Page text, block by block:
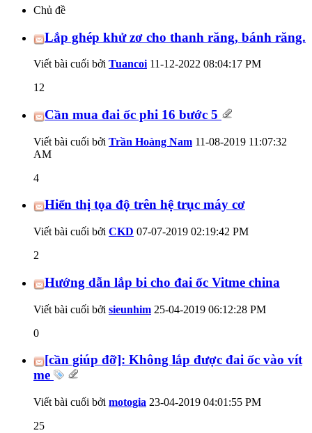
Chủ đề
Lắp ghép khử zơ cho thanh răng, bánh răng.
Viết bài cuối bởi Tuancoi 11-12-2022 08:04:17 PM
12
Cần mua đai ốc phi 16 bước 5
Viết bài cuối bởi Trần Hoàng Nam 11-08-2019 11:07:32
AM
4
Hiển thị tọa độ trên hệ trục máy cơ
Viết bài cuối bởi CKD 07-07-2019 02:19:42 PM
2
Hướng dẫn lắp bi cho đai ốc Vitme china
Viết bài cuối bởi sieunhim 25-04-2019 06:12:28 PM
0
[cần giúp đỡ]: Không lắp được đai ốc vào vít
me
Viết bài cuối bởi motogia 23-04-2019 04:01:55 PM
25